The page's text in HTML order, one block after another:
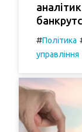
#Політика
управління